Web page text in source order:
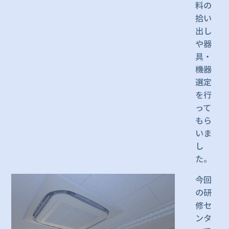
料の
拾い
出し
や器
具・
機器
選定
を行
って
もら
いま
し
た。
今回
の研
修セ
ンタ